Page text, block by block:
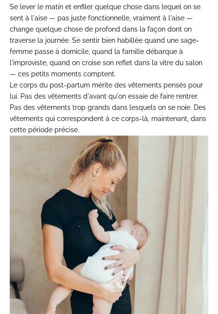
Se lever le matin et enfiler quelque chose dans lequel on se
sent à l'aise — pas juste fonctionnelle, vraiment à l'aise —
change quelque chose de profond dans la façon dont on
traverse la journée. Se sentir bien habillée quand une sage-
femme passe à domicile, quand la famille débarque à
l'improviste, quand on croise son reflet dans la vitre du salon
— ces petits moments comptent.
Le corps du post-partum mérite des vêtements pensés pour
lui. Pas des vêtements d'avant qu'on essaie de faire rentrer.
Pas des vêtements trop grands dans lesquels on se noie. Des
vêtements qui correspondent à ce corps-là, maintenant, dans
cette période précise.